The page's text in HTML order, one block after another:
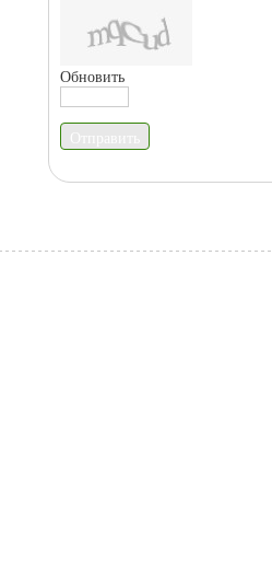
Обновить